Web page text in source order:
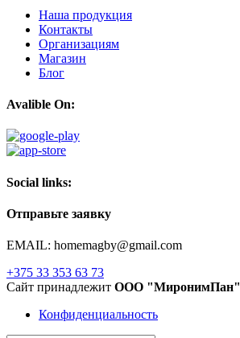
Наша продукция
Контакты
Организациям
Магазин
Блог
Avalible On:
Social links:
Отправьте заявку
EMAIL: homemagby@gmail.com
+375 33 353 63 73
Сайт принадлежит ООО "МиронимПан"
Конфиденциальность